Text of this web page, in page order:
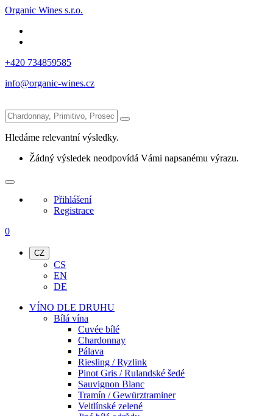
Organic Wines s.r.o.
+420 734859585
info@organic-wines.cz
Hledáme relevantní výsledky.
Žádný výsledek neodpovídá Vámi napsanému výrazu.
Přihlášení
Registrace
0
CZ
CS
EN
DE
VÍNO DLE DRUHU
Bílá vína
Cuvée bílé
Chardonnay
Pálava
Riesling / Ryzlink
Pinot Gris / Rulandské šedé
Sauvignon Blanc
Tramín / Gewürztraminer
Veltlínské zelené